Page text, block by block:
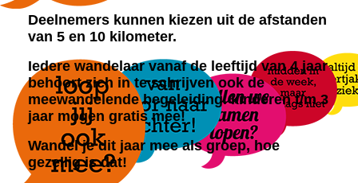
Deelnemers kunnen kiezen uit de afstanden
van 5 en 10 kilometer.
Iedere wandelaar vanaf de leeftijd van 4 jaar
behoort zich in te schrijven ook de
meewandelende begeleiding. kinderen t/m 3
jaar mogen gratis mee!
Wandel je dit jaar mee als groep, hoe
gezellig is dat!